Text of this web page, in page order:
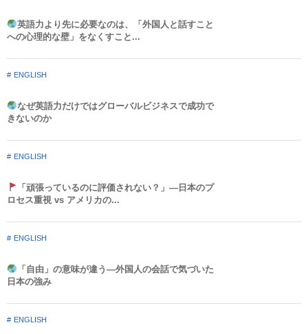
英語力より先に必要なのは、「外国人と話すこと
への心理的な壁」をなくすこと...
ENGLISH
なぜ英語力だけではグローバルビジネスで成功で
きないのか
ENGLISH
「頑張っているのに評価されない？」—日本のプ
ロセス重視 vs アメリカの...
ENGLISH
「自由」の意味が違う—外国人の会話で気づいた
日本の強み
ENGLISH